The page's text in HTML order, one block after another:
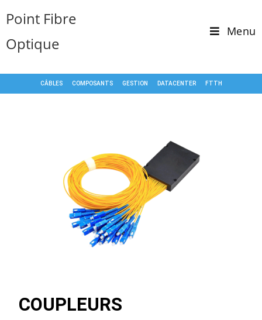
Point Fibre
Optique
Menu
CÂBLES COMPOSANTS GESTION DATACENTER FTTH
COUPLEURS